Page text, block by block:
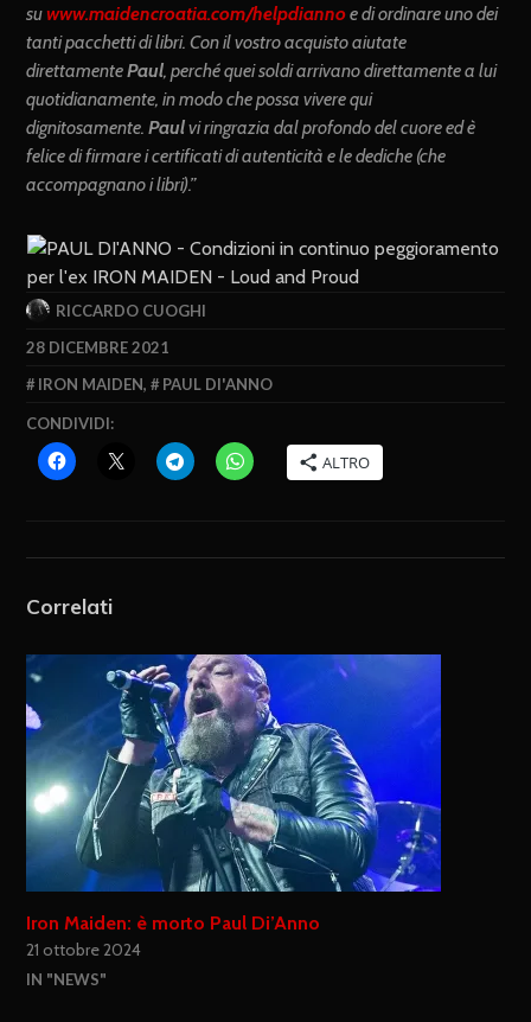
suwww.maidencroatia.com/helpdiannoe di ordinare uno dei
tanti pacchetti di libri. Con il vostro acquisto aiutate
direttamentePaul, perché quei soldi arrivano direttamente a lui
quotidianamente, in modo che possa vivere qui
dignitosamente.Paulvi ringrazia dal profondo del cuore ed è
felice di firmare i certificati di autenticità e le dediche (che
accompagnano i libri).”
RICCARDO CUOGHI
28 DICEMBRE 2021
IRON MAIDEN, PAUL DI'ANNO
CONDIVIDI:
ALTRO
Correlati
Iron Maiden: è morto Paul Di’Anno
21 ottobre 2024
IN "NEWS"